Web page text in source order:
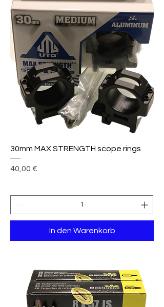
30mm MAX STRENGTH scope rings
Preis
40,00 €
In den Warenkorb